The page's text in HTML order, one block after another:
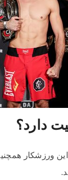
دارد؟
ورزشکار